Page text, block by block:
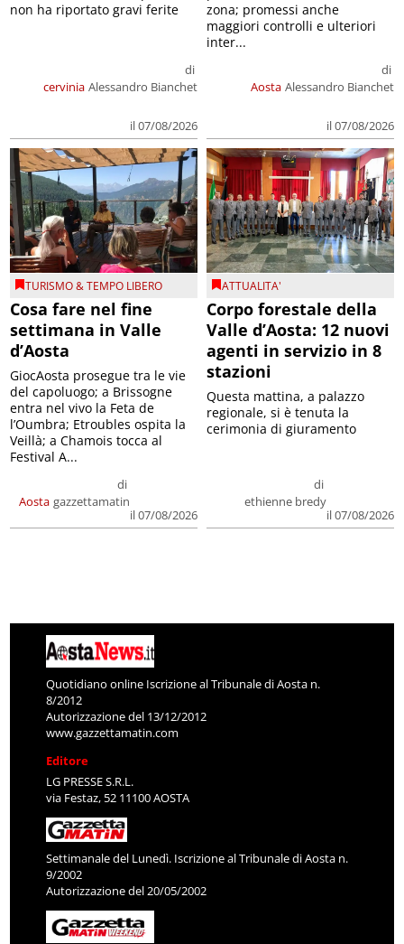
cervinia
di
Alessandro Bianchet
il 07/08/2026
non ha riportato gravi ferite
Aosta
di
Alessandro Bianchet
il 07/08/2026
zona; promessi anche
maggiori controlli e ulteriori
inter...
TURISMO & TEMPO LIBERO
Cosa fare nel fine
settimana in Valle
d’Aosta
Aosta
di
gazzettamatin
il 07/08/2026
GiocAosta prosegue tra le vie
del capoluogo; a Brissogne
entra nel vivo la Feta de
l’Oumbra; Etroubles ospita la
Veillà; a Chamois tocca al
Festival A...
ATTUALITA'
Corpo forestale della
Valle d’Aosta: 12 nuovi
agenti in servizio in 8
stazioni
di
ethienne bredy
il 07/08/2026
Questa mattina, a palazzo
regionale, si è tenuta la
cerimonia di giuramento
Quotidiano online Iscrizione al Tribunale di Aosta n.
8/2012
Autorizzazione del 13/12/2012
www.gazzettamatin.com
Editore
LG PRESSE S.R.L.
via Festaz, 52 11100 AOSTA
Settimanale del Lunedì. Iscrizione al Tribunale di Aosta n.
9/2002
Autorizzazione del 20/05/2002